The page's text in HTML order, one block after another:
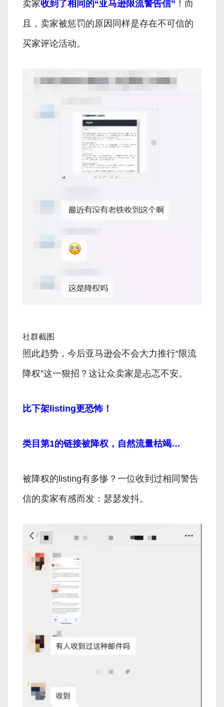
卖家收到了相同的“亚马逊限流警告信” ！而
且，卖家被惩罚的原因同样是存在不可信的
买家评论活动。
社群截图
照此趋势，今后亚马逊会不会大力推行“限流
降权”这一狠招？这让众卖家是忐忑不安。
比下架listing更恐怖！
类目第1的链接被降权，自然流量枯竭…
被降权的listing有多惨？一位收到过相同警告
信的卖家有感而发：瑟瑟发抖。